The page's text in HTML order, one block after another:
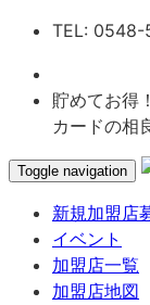
TEL:
貯めてお得
カードの相
Toggle navigation
新規加盟店
イベント
加盟店一覧
加盟店地図